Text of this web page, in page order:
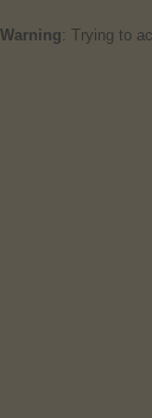
Warning: Trying to